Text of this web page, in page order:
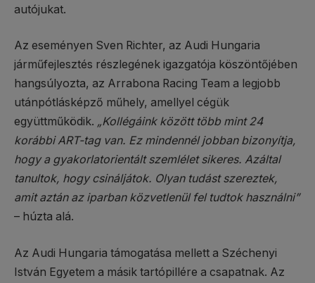
autójukat.
Az eseményen Sven Richter, az Audi Hungaria
járműfejlesztés részlegének igazgatója köszöntőjében
hangsúlyozta, az Arrabona Racing Team a legjobb
utánpótlásképző műhely, amellyel cégük
együttműködik. „Kollégáink között több mint 24
korábbi ART-tag van. Ez mindennél jobban bizonyítja,
hogy a gyakorlatorientált szemlélet sikeres. Azáltal
tanultok, hogy csináljátok. Olyan tudást szereztek,
amit aztán az iparban közvetlenül fel tudtok használni”
– húzta alá.
Az Audi Hungaria támogatása mellett a Széchenyi
István Egyetem a másik tartópillére a csapatnak. Az